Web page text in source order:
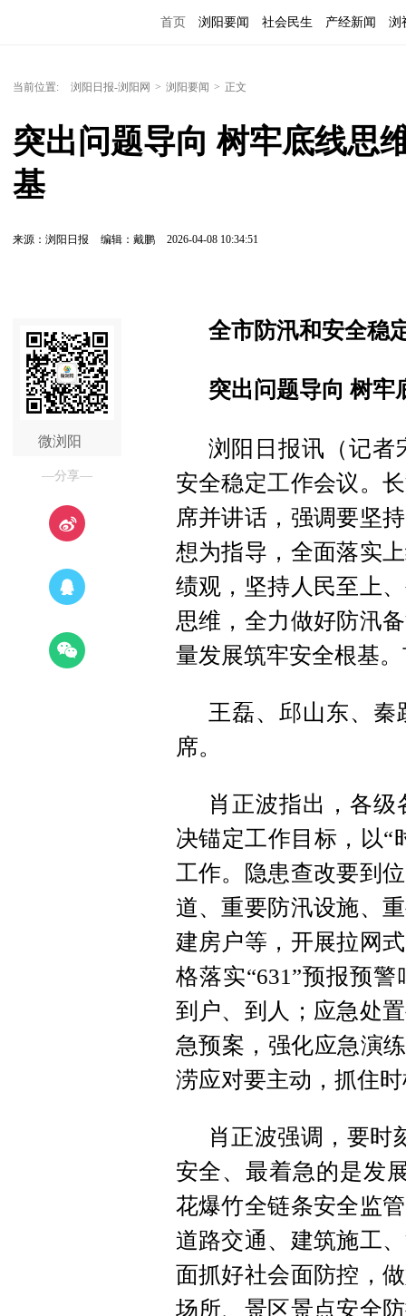
首页 浏阳要闻 社会民生 产经新闻 浏
当前位置: 浏阳日报-浏阳网 > 浏阳要闻 > 正文
突出问题导向 树牢底线思
基
来源：浏阳日报 编辑：戴鹏 2026-04-08 10:34:51
微浏阳
—分享—
全市防汛和安全稳
突出问题导向 树牢
浏阳日报讯（记者
安全稳定工作会议。
席并讲话，强调要坚
想为指导，全面落实
绩观，坚持人民至上
思维，全力做好防汛
量发展筑牢安全根基
王磊、邱山东、
席。
肖正波指出，各
决锚定工作目标，以“
工作。隐患查改要到
道、重要防汛设施、
建房户等，开展拉网
格落实“631”预报预
到户、到人；应急处
急预案，强化应急演
涝应对要主动，抓住
肖正波强调，要时
安全、最着急的是发
花爆竹全链条安全监
道路交通、建筑施工
面抓好社会面防控，
场所、景区景点安全